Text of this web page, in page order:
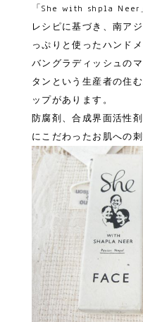
「She with shpla Neer
レシピに基づき、南ア
っぷりと使ったハンド
バングラディッシュの
タンという生産者の住
ップがあります。
防腐剤、合成界面活性
にこだわったお肌への